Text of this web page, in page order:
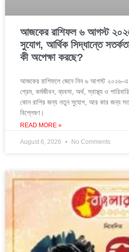
আজকের রাশিফল ৬ আগস্ট
সুযোগ, আর্থিক সিদ্ধান্তে
কী অপেক্ষা করছে?
আজকের রাশিফলে জেনে নিন ৬ আগস্ট ২০২৬-এ
প্রেম, কর্মজীবন, ব্যবসা, অর্থ, স্বাস্থ্য ও
কোন রাশির জন্য নতুন সুযোগ, আর কার জন্য
বিশ্লেষণ।
READ MORE »
August 6, 2026 No Comments